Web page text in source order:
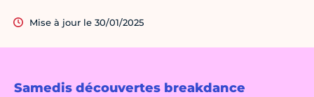
Samedis découvertes breakdance
Mise à jour le 30/01/2025